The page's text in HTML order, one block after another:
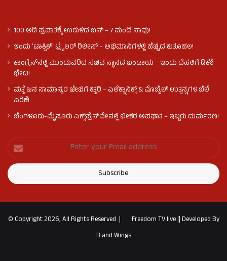
100 ಅಡಿ ಪ್ರಪಾತಕ್ಕೆ ಉರುಳಿದ ಬಸ್‌ – 7 ಮಂದಿ ಸಾವು!
ಇಂದು ʻಟಾಕ್ಸಿಕ್ʼ ಟ್ರೈಲರ್ ರಿಲೀಸ್‌ – ಅಭಿಮಾನಿಗಳಲ್ಲಿ ಹೆಚ್ಚಿದ ಕುತೂಹಲ!
ಕಾಂಗ್ರೆಸ್​ನಲ್ಲಿ ಮುಂದುವರಿದ ಸಚಿವ ಸ್ಥಾನದ ಬಂಡಾಯ – ಇಂದು ದೆಹಲಿಗೆ ಡಿಕೆಶಿ
ಭೇಟಿ!
ಮತ್ತೆ ಜನ ಸಾಮಾನ್ಯರ ಜೇಬಿಗೆ ಕತ್ತರಿ – ಎಲೆಕ್ಟ್ರಾನಿಕ್ಸ್ & ಮೊಬೈಲ್ ಉತ್ಪನ್ನಗಳ ಬೆಲೆ
ಏರಿಕೆ!
ಬೆಂಗಳೂರು-ಮೈಸೂರು ಎಕ್ಸ್‌ಪ್ರೆಸ್‌ವೇನಲ್ಲಿ ಭೀಕರ ಅಪಘಾತ – ಇಬ್ಬರು ದುರ್ಮರಣ!
© Copyright 2026, All Rights Reserved | Freedom TV live||Developed By
B and Wings